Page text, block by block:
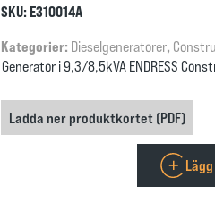
Generator i 9,3/8,5kVA ENDRESS
SKU:E310014A
Kategorier: Dieselgeneratorer,
Ladda ner produktkortet (PDF)